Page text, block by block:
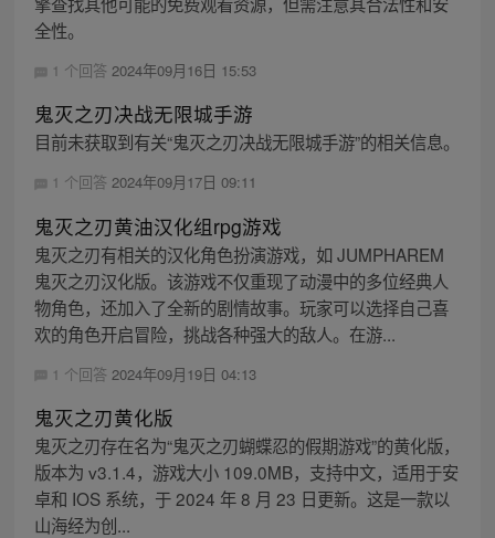
全性。
1 个回答 2024年09月16日 15:53
鬼灭之刃决战无限城手游
目前未获取到有关“鬼灭之刃决战无限城手游”的相关信息。
1 个回答 2024年09月17日 09:11
鬼灭之刃黄油汉化组rpg游戏
鬼灭之刃有相关的汉化角色扮演游戏，如 JUMPHAREM
鬼灭之刃汉化版。该游戏不仅重现了动漫中的多位经典人
物角色，还加入了全新的剧情故事。玩家可以选择自己喜
欢的角色开启冒险，挑战各种强大的敌人。在游...
1 个回答 2024年09月19日 04:13
鬼灭之刃黄化版
鬼灭之刃存在名为“鬼灭之刃蝴蝶忍的假期游戏”的黄化版，
版本为 v3.1.4，游戏大小 109.0MB，支持中文，适用于安
卓和 IOS 系统，于 2024 年 8 月 23 日更新。这是一款以
山海经为创...